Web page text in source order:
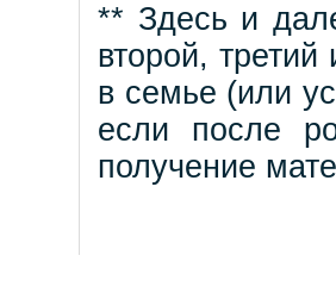
** Здесь и
второй,
в семье (или
если после
получение